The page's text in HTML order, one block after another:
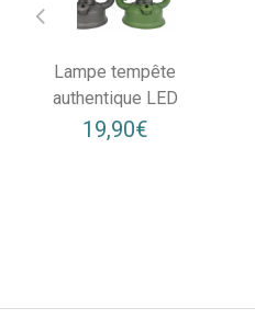
Lampe tempête
authentique LED
19,90€